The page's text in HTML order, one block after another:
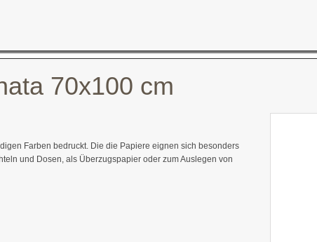
70x100 cm
Farben bedruckt. Die die Papiere eignen sich besonders
und Dosen, als Überzugspapier oder zum Auslegen von